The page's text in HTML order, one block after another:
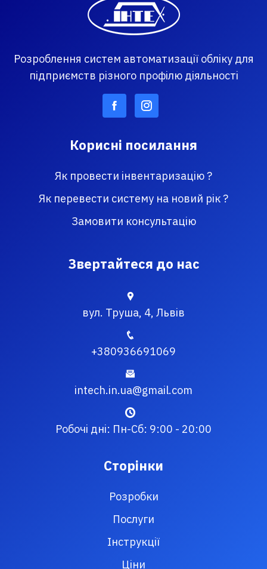
Розроблення систем автоматизації обліку для
підприємств різного профілю діяльності
Корисні посилання
Як провести інвентаризацію ?
Як перевести систему на новий рік ?
Замовити консультацію
Звертайтеся до нас
вул. Труша, 4, Львів
+380936691069
intech.in.ua@gmail.com
Робочі дні: Пн-Сб: 9:00 - 20:00
Сторінки
Розробки
Послуги
Інструкції
Ціни